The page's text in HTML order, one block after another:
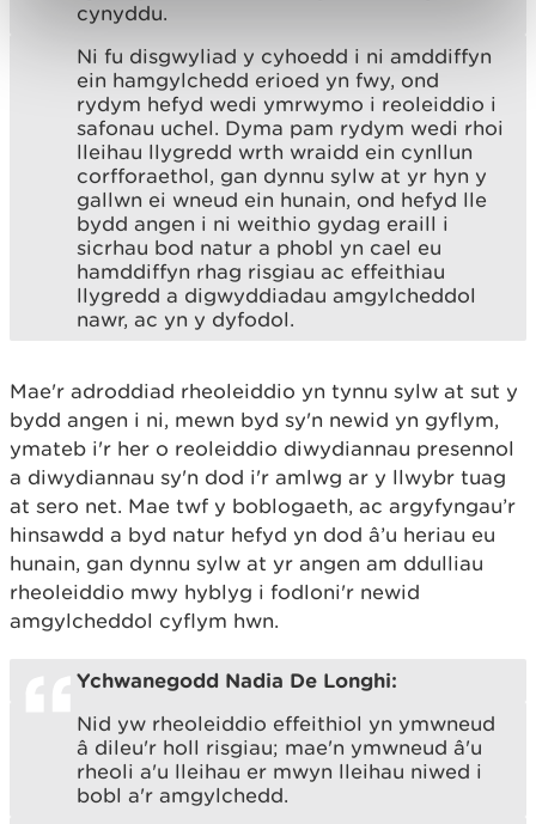
cynyddu.
Ni fu disgwyliad y cyhoedd i ni amddiffyn
ein hamgylchedd erioed yn fwy, ond
rydym hefyd wedi ymrwymo i reoleiddio i
safonau uchel. Dyma pam rydym wedi rhoi
lleihau llygredd wrth wraidd ein cynllun
corfforaethol, gan dynnu sylw at yr hyn y
gallwn ei wneud ein hunain, ond hefyd lle
bydd angen i ni weithio gydag eraill i
sicrhau bod natur a phobl yn cael eu
hamddiffyn rhag risgiau ac effeithiau
llygredd a digwyddiadau amgylcheddol
nawr, ac yn y dyfodol.
Mae'r adroddiad rheoleiddio yn tynnu sylw at sut y
bydd angen i ni, mewn byd sy'n newid yn gyflym,
ymateb i'r her o reoleiddio diwydiannau presennol
a diwydiannau sy'n dod i'r amlwg ar y llwybr tuag
at sero net. Mae twf y boblogaeth, ac argyfyngau’r
hinsawdd a byd natur hefyd yn dod â’u heriau eu
hunain, gan dynnu sylw at yr angen am ddulliau
rheoleiddio mwy hyblyg i fodloni'r newid
amgylcheddol cyflym hwn.
Ychwanegodd Nadia De Longhi:
Nid yw rheoleiddio effeithiol yn ymwneud
â dileu'r holl risgiau; mae'n ymwneud â'u
rheoli a'u lleihau er mwyn lleihau niwed i
bobl a'r amgylchedd.